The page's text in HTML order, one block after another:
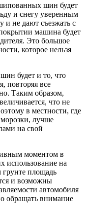
шин будет
и снегу уверенным
не дают съезжать с
машина будет
Это большое
которое нельзя
будет и то, что
повторяя все
Таким образом,
что не
в местности, где
лучше
на свой
моментом в
использование на
грунте площадь
и возможны
автомобиля
обращать внимание